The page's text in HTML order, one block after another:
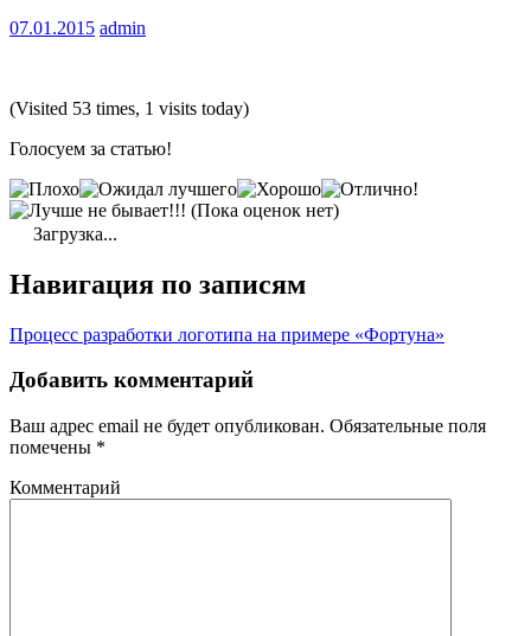
07.01.2015 admin
(Visited 53 times, 1 visits today)
Голосуем за статью!
(Пока оценок нет)
Загрузка...
Навигация по записям
Процесс разработки логотипа на примере «Фортуна»
Добавить комментарий
Ваш адрес email не будет опубликован. Обязательные поля
помечены *
Комментарий